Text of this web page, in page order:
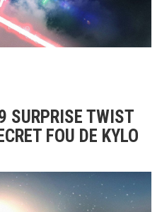
SURPRISE TWIST
FOU DE KYLO